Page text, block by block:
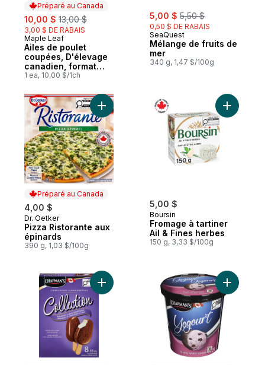
Préparé au Canada
sale:
10,00 $ , formerly:
13,00 $
3,00 $ DE RABAIS
Préparé au Canada
Maple Leaf
Ailes de poulet
coupées, D'élevage
canadien, format
économique
1 ea, 10,00 $/1ch
sale:
5,00 $ , formerly:
5,50 $
0,50 $ DE RABAIS
SeaQuest
Mélange de fruits de
mer
340 g, 1,47 $/100g
Préparé au Canada
4,00 $
Préparé au Canada
Dr. Oetker
Pizza Ristorante aux
épinards
390 g, 1,03 $/100g
Ajouter Pizza Ristorante aux épinards au
5,00 $
Boursin
Fromage à tartiner
Ail & Fines herbes
150 g, 3,33 $/100g
Ajouter
Ajouter Collection canadienne Barre de
Ajouter